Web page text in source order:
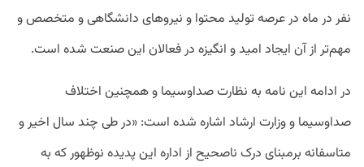
نفر در ماه در عرصه تولید محتوا و نیروهای دانشگاهی و متخصص و
مهم‌تر از آن ایجاد امید و انگیزه در فعالان این صنعت شده است.
در ادامه این نامه به نظارت صداوسیما و همچنین اختلاف
صداوسیما و وزارت ارشاد اشاره شده است: «در طی چند سال اخیر و
متاسفانه برمبنای درک ناصحیح از اداره این پدیده نوظهور که به